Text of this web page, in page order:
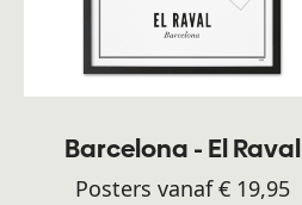
Barcelona - El Raval
Posters vanaf € 19,95